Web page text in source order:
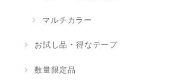
マルチカラー
お試し品・得なテープ
数量限定品